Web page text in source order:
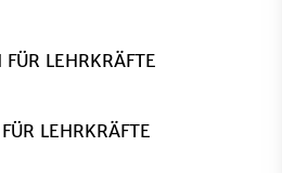
LEHRKRÄFTE
LEHRKRÄFTE